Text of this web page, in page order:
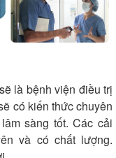
là bệnh viện điều trị
có kiến thức chuyên
sàng tốt. Các cải
và có chất lượng.